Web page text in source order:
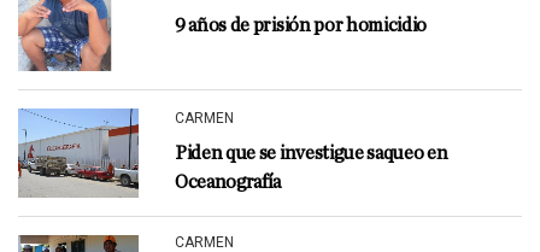
9 años de prisión por homicidio
CARMEN
Piden que se investigue saqueo en
Oceanografía
CARMEN